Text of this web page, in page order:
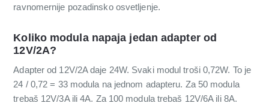
ravnomernije pozadinsko osvetljenje.
Koliko modula napaja jedan adapter od
12V/2A?
Adapter od 12V/2A daje 24W. Svaki modul troši 0,72W. To je
24 / 0,72 = 33 modula na jednom adapteru. Za 50 modula
trebaš 12V/3A ili 4A. Za 100 modula trebaš 12V/6A ili 8A.